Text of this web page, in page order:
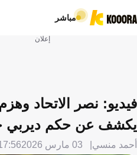
مباشر
إعلان
فيديو: نصر الاتحاد
يكشف عن حكم ديربي
أحمد منسي 03 مارس 2026